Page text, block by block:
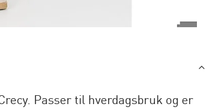
Passer til hverdagsbruk og er